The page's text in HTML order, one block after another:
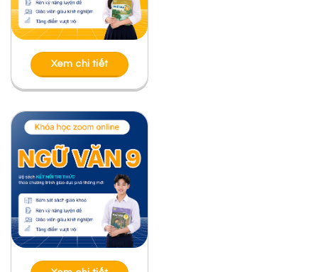
NHẬT ÁNH
ĐỌC HIỂU TÁC PHẨM “BẮT NẠT” CỦA NGUYỄN
THẾ HOÀNG LINH
ĐỌC HIỂU “NẾU CẬU MUỐN CÓ MỘT NGƯỜI
ĐỌC HIỂU TÁC PHẨM “BÀI HỌC ĐƯỜNG ĐỜI ĐẦU
TIÊN” CỦA TÔ HOÀI – NGỮ VĂN 6